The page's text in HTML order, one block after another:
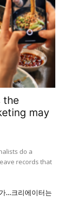
the
may
do a
records that
…크리에이터는